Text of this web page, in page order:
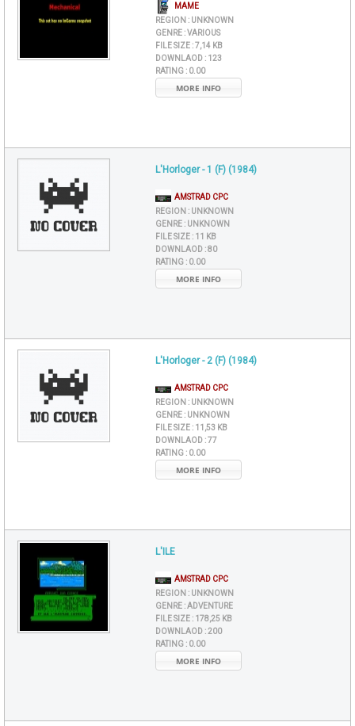
MAME
REGION : UNKNOWN
GENRE :VARIOUS
FILE SIZE :7,14 KB
DOWNLAOD : 123
RATING : 0.00
MORE INFO
L'Horloger - 1 (F) (1984)
AMSTRAD CPC
REGION : UNKNOWN
GENRE : UNKNOWN
FILE SIZE : 11 KB
DOWNLAOD :80
RATING : 0.00
MORE INFO
L'Horloger - 2 (F) (1984)
AMSTRAD CPC
REGION : UNKNOWN
GENRE : UNKNOWN
FILE SIZE : 11,53 KB
DOWNLAOD :77
RATING : 0.00
MORE INFO
L'ILE
AMSTRAD CPC
REGION : UNKNOWN
GENRE :ADVENTURE
FILE SIZE : 178,25 KB
DOWNLAOD :200
RATING : 0.00
MORE INFO